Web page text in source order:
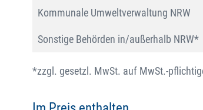
Kommunale Umweltverwaltung NRW
Sonstige Behörden in/außerhalb NRW*
*zzgl. gesetzl. MwSt. auf MwSt.-